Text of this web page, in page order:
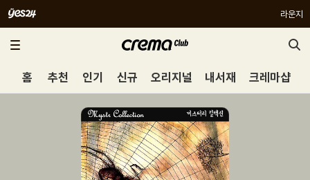
라운지
홈 추천 인기 신규 오리지널 내서재 크레마샵